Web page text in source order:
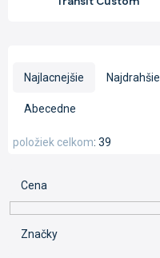
i
p
r
o
d
Najlacnejšie Najdrahšie
Abecedne
39
položiek celkom
Cena
Značky